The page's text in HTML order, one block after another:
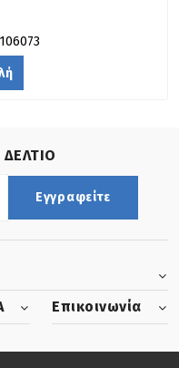
Εγγραφείτε
Επικοινωνία